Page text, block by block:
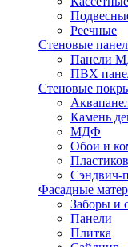
Реечные
Стеновые
Панели
ПВХ
Стеновые
Камень
МДФ
Обои и
Сэндвич-
Фасадные
Заборы и
Панели
Плитка